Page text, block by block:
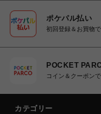
ポケパル払い
初回登録＆お買物
POCKET
コイン＆クーポン
カテゴリー